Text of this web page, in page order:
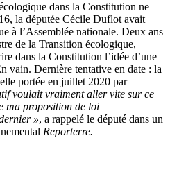
dans la Constitution ne
la députée Cécile Duflot avait
à l’Assemblée nationale. Deux ans
de la Transition écologique,
dans la Constitution l’idée d’une
vain. Dernière tentative en date : la
portée en juillet 2020 par
voulait vraiment aller vite sur ce
ma proposition de loi
», a rappelé le député dans un
Reporterre.